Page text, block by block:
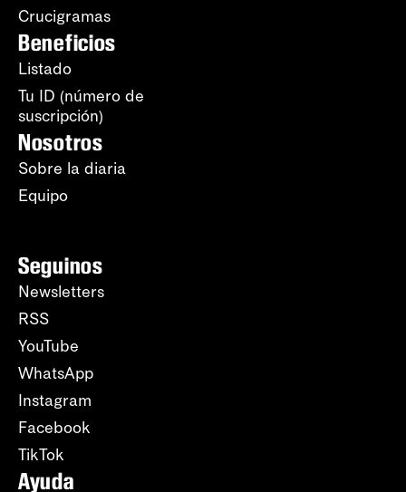
Crucigramas
Beneficios
Listado
Tu ID (número de
suscripción)
Nosotros
Sobre la diaria
Equipo
Seguinos
Newsletters
RSS
YouTube
WhatsApp
Instagram
Facebook
TikTok
Ayuda